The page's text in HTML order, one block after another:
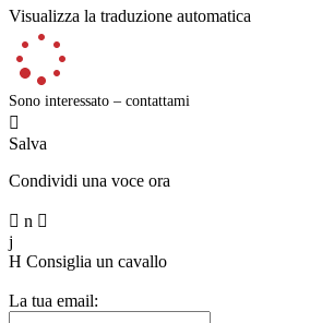
Visualizza la traduzione automatica
Sono interessato – contattami

Salva
Condividi una voce ora
 n 
j
H Consiglia un cavallo
La tua email: